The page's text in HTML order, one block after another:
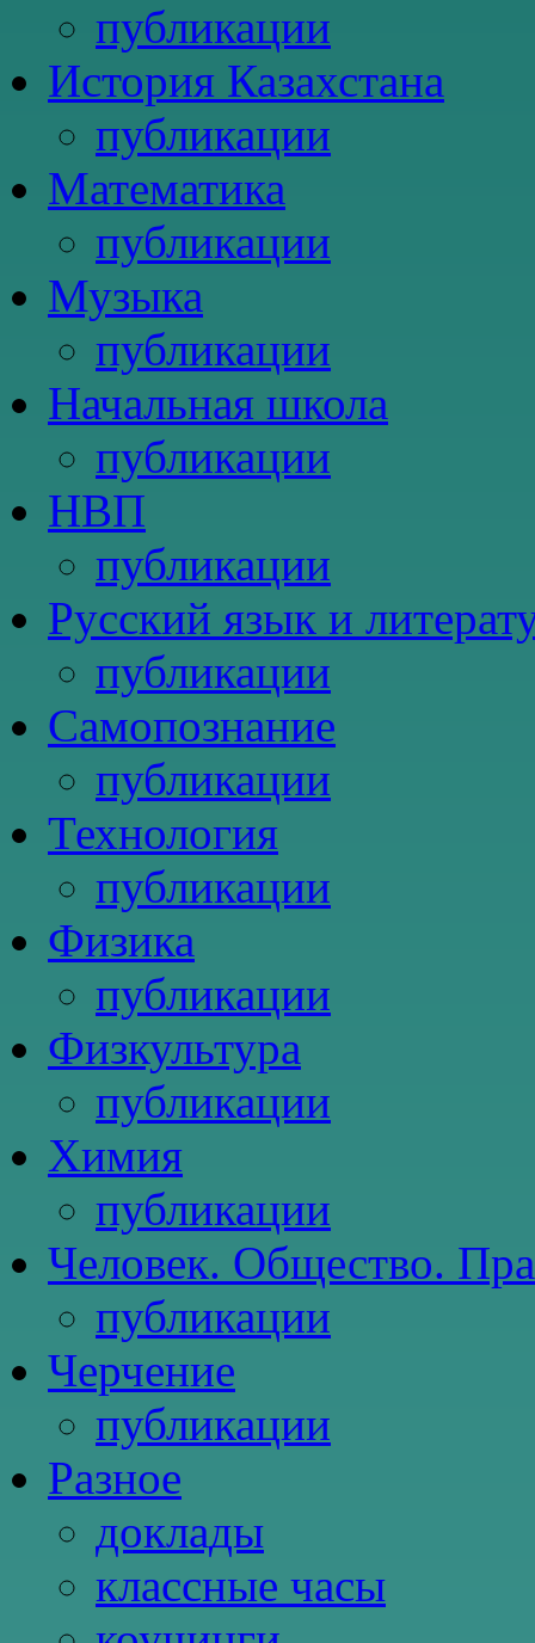
публикации
История Казахстана
публикации
Математика
публикации
Музыка
публикации
Начальная школа
публикации
НВП
публикации
Русский язык и
публикации
Самопознание
публикации
Технология
публикации
Физика
публикации
Физкультура
публикации
Химия
публикации
Человек. Общество.
публикации
Черчение
публикации
Разное
доклады
классные часы